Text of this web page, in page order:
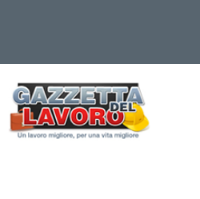
contenuto